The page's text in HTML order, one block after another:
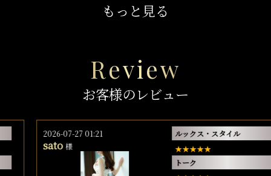
もっと見る
Review
お客様のレビュー
2026-07-27 01:21 ルックス・スタイル